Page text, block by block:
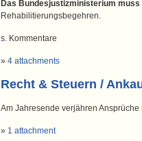
Das Bundesjustizministerium
Rehabilitierungsbegehren.
s. Kommentare
»4 attachments
Recht & Steuern /
Am Jahresende verjähren
» 1 attachment